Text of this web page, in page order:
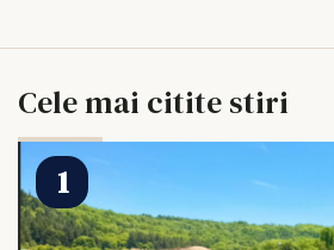
Cele mai citite stiri